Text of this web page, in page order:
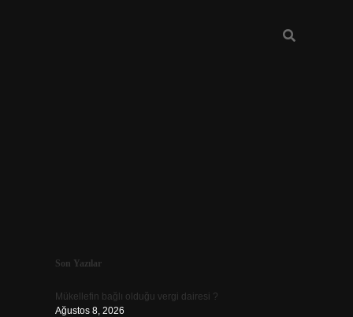
Sidebar
Son Yazılar
Mükellefin bağlı olduğu vergi dairesi ?
Ağustos 8, 2026